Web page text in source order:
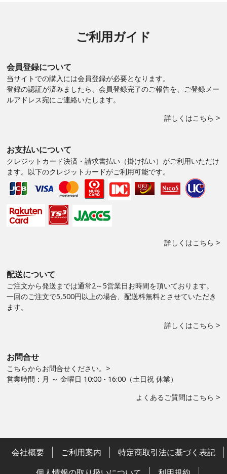
ご利用ガイド
会員登録について
当サイトでの購入には会員登録が必要となります。
登録の認証が済みましたら、会員登録完了のご報告を、ご登録メー
ルアドレス宛にご連絡いたします。
詳しくはこちら >
お支払いについて
クレジットカード決済・請求書払い（掛け払い）がご利用いただけ
ます。以下のクレジットカードがご利用可能です。
詳しくはこちら >
配送について
ご注文から発送までは通常2～5営業日お時間を頂いております。
一回のご注文で5,500円以上の場合、配送料無料とさせていただき
ます。
詳しくはこちら >
お問合せ
こちらからお問合せください。>
営業時間：月 ～ 金曜日 10:00 - 16:00（土日祝 休業）
よくあるご質問はこちら >
会社概要 ご利用案内
特定商取引法に基づく表記